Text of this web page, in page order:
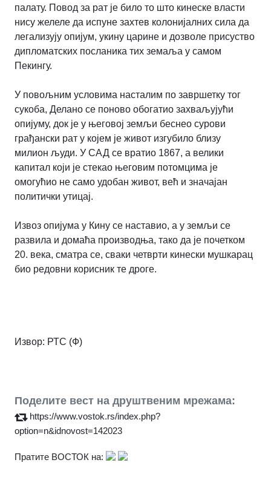
палату. Повод за рат је било то што кинеске власти
нису желеле да испуне захтев колонијалних сила да
легализују опијум, укину царине и дозволе присуство
дипломатских посланика тих земаља у самом
Пекингу.
У повољним условима насталим по завршетку тог
сукоба, Делано се поново обогатио захваљујући
опијуму, док је у његовој земљи беснео сурови
грађански рат у којем је живот изгубило близу
милион људи. У САД се вратио 1867, а велики
капитал који је стекао његовим потомцима је
омогућио не само удобан живот, већ и значајан
политички утицај.
Извоз опијума у Кину се наставио, а у земљи се
развила и домаћа производња, тако да је почетком
20. века, сматра се, сваки четврти кинески мушкарац
био редовни корисник те дроге.
Извор: РТС (Ф)
Поделите вест на друштвеним мрежама:
https://www.vostok.rs/index.php?
option=n&idnovost=142023
Пратите ВОСТОК на: